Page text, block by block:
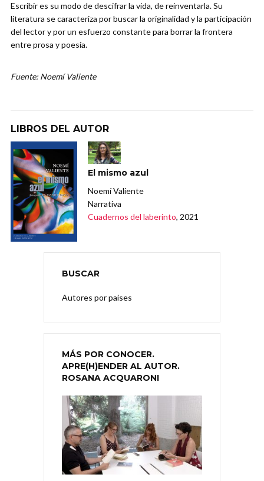
Escribir es su modo de descifrar la vida, de reinventarla. Su
literatura se caracteriza por buscar la originalidad y la participación
del lector y por un esfuerzo constante para borrar la frontera
entre prosa y poesía.
Fuente: Noemí Valiente
LIBROS DEL AUTOR
El mismo azul
Noemí Valiente
Narrativa
Cuadernos del laberinto, 2021
BUSCAR
Autores por países
MÁS POR CONOCER.
APRE(H)ENDER AL AUTOR.
ROSANA ACQUARONI